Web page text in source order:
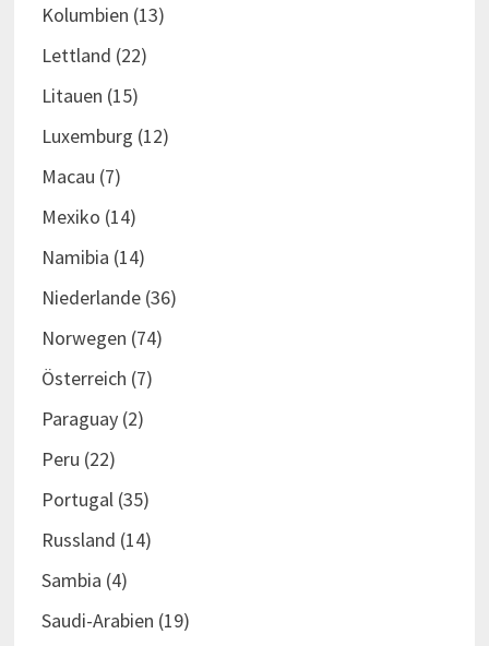
Kolumbien (13)
Lettland (22)
Litauen (15)
Luxemburg (12)
Macau (7)
Mexiko (14)
Namibia (14)
Niederlande(36)
Norwegen (74)
Österreich (7)
Paraguay(2)
Peru (22)
Portugal(35)
Russland (14)
Sambia (4)
Saudi-Arabien (19)